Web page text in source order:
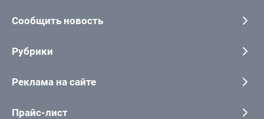
Сообщить новость
Рубрики
Реклама на сайте
Прайс-лист